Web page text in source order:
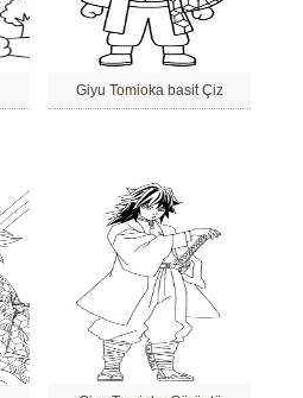
Giyu Tomioka basit Çiz